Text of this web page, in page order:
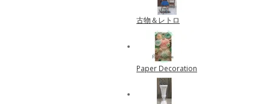
古物＆レトロ
Paper Decoration